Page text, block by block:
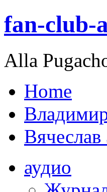
fan-club-
Alla
Home
аудио